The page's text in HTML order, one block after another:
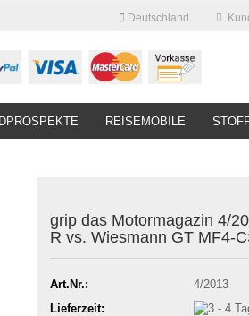
Deutschland
REISEMOBILE
grip das Motormagazin 4/
R vs. Wiesmann GT MF4-
Art.Nr.:
4/2013
Lieferzeit: